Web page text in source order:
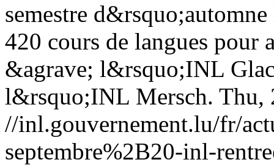
semestre
420 cours de langues pour
&agrave; l&rsquo;INL
l&rsquo;INL Mersch. Thu,
//inl.gouvernement.lu/fr/
septembre%2B20-inl-